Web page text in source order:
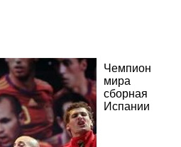
Чемпион
мира
сборная
Испании